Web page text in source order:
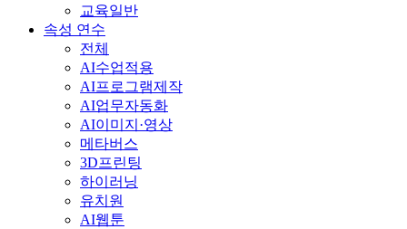
교육일반
속성 연수
전체
AI수업적용
AI프로그램제작
AI업무자동화
AI이미지·영상
메타버스
3D프린팅
하이러닝
유치원
AI웹툰